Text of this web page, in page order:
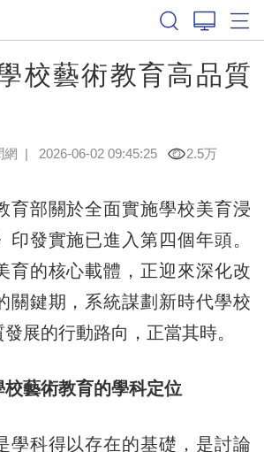
校藝術教育高品質
網 | 2026-06-02 09:45:25 2.5万
部關於全面實施學校美育浸
印發實施已進入第四個年頭。
育的核心載體，正迎來深化改
關鍵期，系統謀劃新時代學校
展的行動路向，正當其時。
藝術教育的學科定位
科得以存在的基礎，是討論